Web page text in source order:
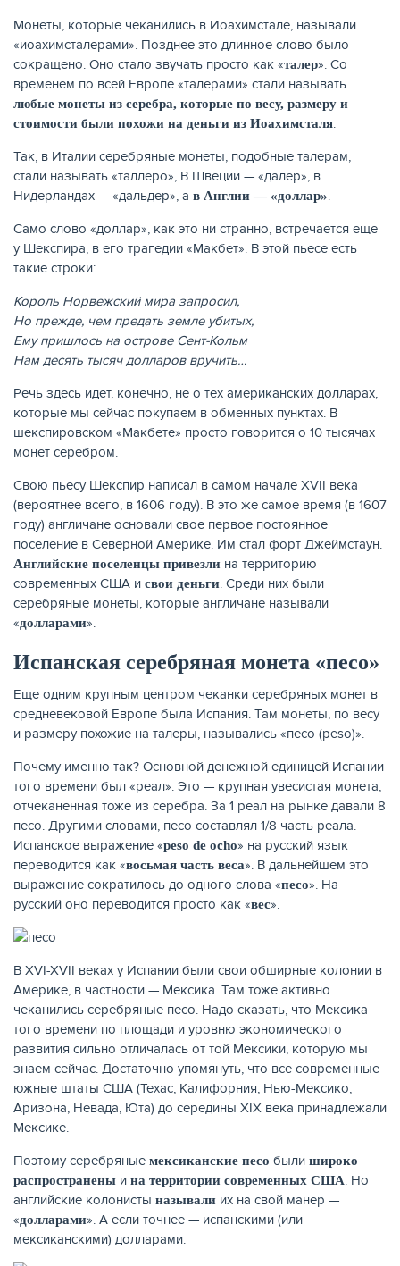
ЕЩЁ
Монеты, которые чеканились в Иоахимстале, называли
«иоахимсталерами». Позднее это длинное слово было
сокращено. Оно стало звучать просто как «талер». Со
временем по всей Европе «талерами» стали называть
любые монеты из серебра, которые по весу, размеру и
стоимости были похожи на деньги из Иоахимсталя.
Так, в Италии серебряные монеты, подобные талерам,
стали называть «таллеро», В Швеции — «далер», в
Нидерландах — «дальдер», а в Англии — «доллар».
Само слово «доллар», как это ни странно, встречается еще
у Шекспира, в его трагедии «Макбет». В этой пьесе есть
такие строки:
Король Норвежский мира запросил,
Но прежде, чем предать земле убитых,
Ему пришлось на острове Сент-Кольм
Нам десять тысяч долларов вручить…
Речь здесь идет, конечно, не о тех американских долларах,
которые мы сейчас покупаем в обменных пунктах. В
шекспировском «Макбете» просто говорится о 10 тысячах
монет серебром.
Свою пьесу Шекспир написал в самом начале XVII века
(вероятнее всего, в 1606 году). В это же самое время (в 1607
году) англичане основали свое первое постоянное
поселение в Северной Америке. Им стал форт Джеймстаун.
Английские поселенцы привезли на территорию
современных США и свои деньги. Среди них были
серебряные монеты, которые англичане называли
«долларами».
Испанская серебряная монета «песо»
Еще одним крупным центром чеканки серебряных монет в
средневековой Европе была Испания. Там монеты, по весу
и размеру похожие на талеры, назывались «песо (peso)».
Почему именно так? Основной денежной единицей Испании
того времени был «реал». Это — крупная увесистая монета,
отчеканенная тоже из серебра. За 1 реал на рынке давали 8
песо. Другими словами, песо составлял 1/8 часть реала.
Испанское выражение «peso de ocho» на русский язык
переводится как «восьмая часть веса». В дальнейшем это
выражение сократилось до одного слова «песо». На
русский оно переводится просто как «вес».
В XVI-XVII веках у Испании были свои обширные колонии в
Америке, в частности — Мексика. Там тоже активно
чеканились серебряные песо. Надо сказать, что Мексика
того времени по площади и уровню экономического
развития сильно отличалась от той Мексики, которую мы
знаем сейчас. Достаточно упомянуть, что все современные
южные штаты США (Техас, Калифорния, Нью-Мексико,
Аризона, Невада, Юта) до середины XIX века принадлежали
Мексике.
Поэтому серебряные мексиканские песо были широко
распространены и на территории современных США. Но
английские колонисты называли их на свой манер —
«долларами». А если точнее — испанскими (или
мексиканскими) долларами.